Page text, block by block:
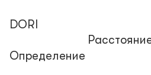
DORI
Определение